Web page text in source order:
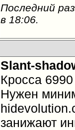
Последний
в 18:06.
Slant-
Кросса
Нужен
занижают